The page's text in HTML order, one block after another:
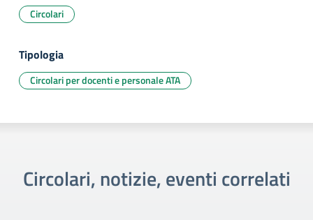
Circolari
Tipologia
Circolari per docenti e personale ATA
Circolari, notizie, eventi correlati